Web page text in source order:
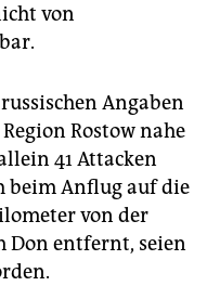
von
Angaben
Rostow nahe
41 Attacken
beim Anflug auf die
von der
Don entfernt, seien